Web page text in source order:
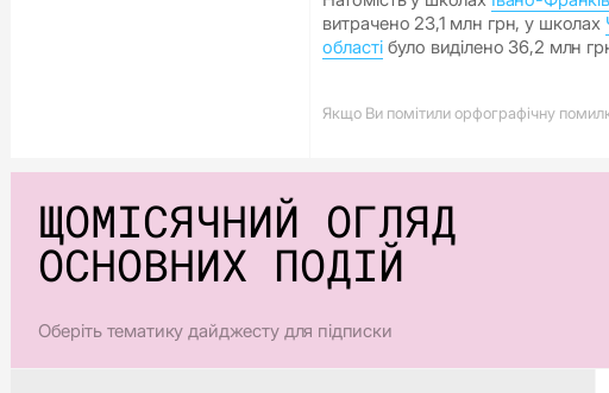
витрачено 23,1 млн грн, у школах
областібуло виділено 36,2 млн
Якщо Ви помітили орфографічну
ЩОМІСЯЧНИЙ ОГЛЯД
ОСНОВНИХ ПОДІЙ
Оберіть тематику дайджесту для підписки